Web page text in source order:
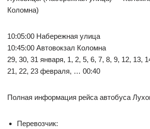
Коломна)
10:05:00 Набережная улица
10:45:00 Автовокзал Коломна
29, 30, 31 января, 1, 2, 5, 6, 7, 8, 9, 12, 13,
21, 22, 23 февраля, … 00:40
Полная информация рейса автобуса
Перевозчик: